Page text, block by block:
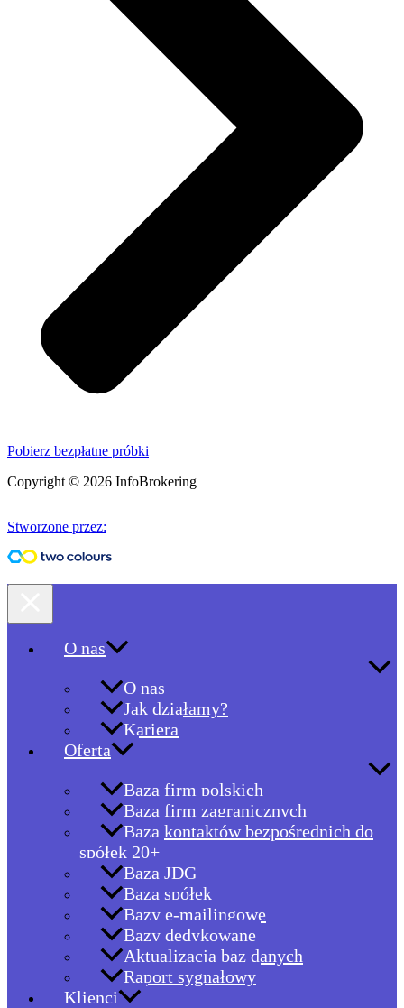
Pobierz bezpłatne próbki
Copyright © 2026 InfoBrokering
Stworzone przez:
O nas
O nas
Jak działamy?
Kariera
Oferta
Baza firm polskich
Baza firm zagranicznych
Baza kontaktów bezpośrednich do
spółek 20+
Baza JDG
Baza spółek
Bazy e-mailingowe
Bazy dedykowane
Aktualizacja baz danych
Raport sygnałowy
Klienci